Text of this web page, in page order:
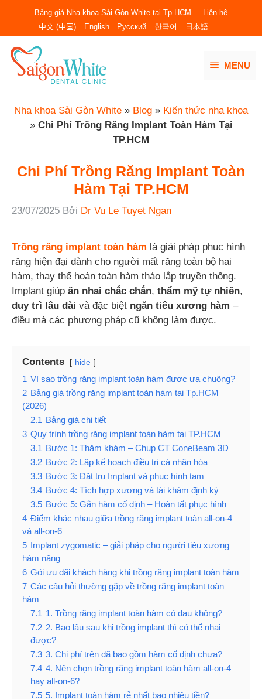
nội
dung
Bảng giá Nha khoa Sài Gòn White tại Tp.HCM
Liên hệ
中文 (中国)
English Русский 한국어 日本語
MENU
Nha khoa Sài Gòn White » Blog » Kiến thức nha khoa
» Chi Phí Trồng Răng Implant Toàn Hàm Tại
TP.HCM
Chi Phí Trồng Răng Implant Toàn
Hàm Tại TP.HCM
23/07/2025 Bởi Dr Vu Le Tuyet Ngan
Trồng răng implant toàn hàm là giải pháp phục hình
răng hiện đại dành cho người mất răng toàn bộ hai
hàm, thay thế hoàn toàn hàm tháo lắp truyền thống.
Implant giúp ăn nhai chắc chắn, thẩm mỹ tự nhiên,
duy trì lâu dài và đặc biệt ngăn tiêu xương hàm –
điều mà các phương pháp cũ không làm được.
Contents hide
1 Vì sao trồng răng implant toàn hàm được ưa chuộng?
2 Bảng giá trồng răng implant toàn hàm tại Tp.HCM
(2026)
2.1 Bảng giá chi tiết
3 Quy trình trồng răng implant toàn hàm tại TP.HCM
3.1 Bước 1: Thăm khám – Chụp CT ConeBeam 3D
3.2 Bước 2: Lập kế hoạch điều trị cá nhân hóa
3.3 Bước 3: Đặt trụ Implant và phục hình tạm
3.4 Bước 4: Tích hợp xương và tái khám định kỳ
3.5 Bước 5: Gắn hàm cố định – Hoàn tất phục hình
4 Điểm khác nhau giữa trồng răng implant toàn all-on-4
và all-on-6
5 Implant zygomatic – giải pháp cho người tiêu xương
hàm nặng
6 Gói ưu đãi khách hàng khi trồng răng implant toàn hàm
7 Các câu hỏi thường gặp về trồng răng implant toàn
hàm
7.1 1. Trồng răng implant toàn hàm có đau không?
7.2 2. Bao lâu sau khi trồng implant thì có thể nhai
được?
7.3 3. Chi phí trên đã bao gồm hàm cố định chưa?
7.4 4. Nên chọn trồng răng implant toàn hàm all-on-4
hay all-on-6?
7.5 5. Implant toàn hàm rẻ nhất bao nhiêu tiền?